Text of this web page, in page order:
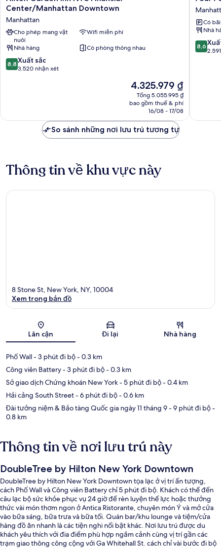
Garden
NYC
Financial
Center/Manhattan
Downtown
Manhattan
Center/Manhattan Downtown
Manhattan
Cho phép mang vật
nuôi
Wifi miễn phí
Nhà hàng
Có phòng thông nhau
8.8
trên
xét
8,8 Xuất sắc
3.520 nhận xét
Giá
hiện
tại
4.325.979 ₫
4.325.979 ₫
Tổng 5.055.995 ₫
bao gồm thuế & phí
16/08 - 17/08
Points
By
New
York
Có
Nhà
8.6
trên
8,6
So sánh những nơi lưu trú tương tự
Thông tin về khu vực này
Bản đồ
8 Stone St, New York, NY, 10004
Xem trong bản đồ
Lân cận Đi lại Nhà hàng
Phố Wall- 3 phút đi bộ- 0.3 km
Công viên Battery- 3 phút đi bộ- 0.3 km
Sở giao dịch Chứng khoán New York- 5 phút đi bộ- 0.4 km
Hải cảng South Street- 6 phút đi bộ- 0.6 km
Đài tưởng niệm & Bảo tàng Quốc gia ngày 11 tháng 9- 9 phút đi bộ-
0.8 km
Thông tin về nơi lưu trú này
DoubleTree by Hilton New York Downtown
DoubleTree by Hilton New York Downtown tọa lạc ở vị trí ấn tượng,
cách Phố Wall và Công viên Battery chỉ 5 phút đi bộ. Khách có thể đến
câu lạc bộ sức khỏe phục vụ 24 giờ để rèn luyện thể lực hoặc thưởng
thức vài món thơm ngon ở Antica Ristorante, chuyên món Ý và mở cửa
vào bữa sáng, bữa trưa và bữa tối. Quán bar/khu lounge và tiệm/cửa
hàng đồ ăn nhanh là các tiện nghi nổi bật khác. Nơi lưu trú được du
khách yêu thích với đia điểm phù hợp ngắm cảnh cùng vị trí gần các
trạm giao thông công cộng với Ga Whitehall St. cách chỉ vài bước đi bộ